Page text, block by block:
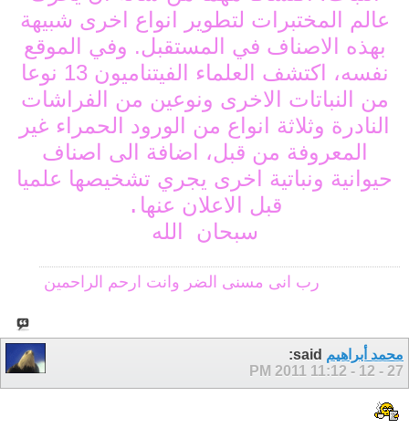
عالم المختبرات لتطوير انواع اخرى شبيهة
بهذه الاصناف في المستقبل. وفي الموقع
نفسه، اكتشف العلماء الفيتناميون 13 نوعا
من النباتات الاخرى ونوعين من الفراشات
النادرة وثلاثة انواع من الورود الحمراء غير
المعروفة من قبل، اضافة الى اصناف
حيوانية ونباتية اخرى يجري تشخيصها علميا
قبل الاعلان عنها .
سبحان الله
رب انى مسنى الضر وانت ارحم الراحمين
محمد أبراهيم
27 - 12 - 2011
11:12 PM